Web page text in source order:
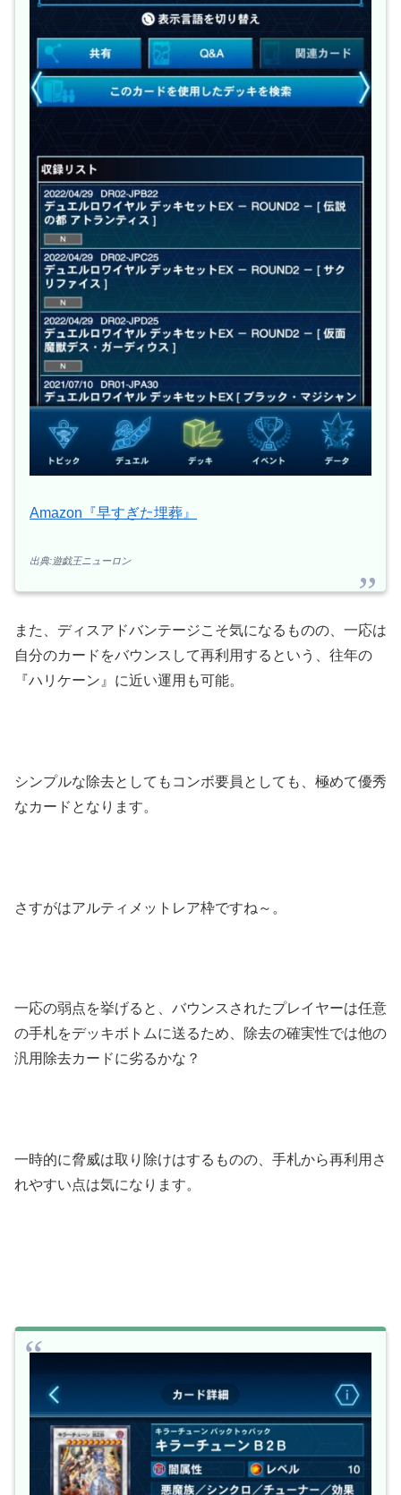
Amazon『早すぎた埋葬』
出典:遊戯王ニューロン
また、ディスアドバンテージこそ気になるものの、一応は
自分のカードをバウンスして再利用するという、往年の
『ハリケーン』に近い運用も可能。
シンプルな除去としてもコンボ要員としても、極めて優秀
なカードとなります。
さすがはアルティメットレア枠ですね～。
一応の弱点を挙げると、バウンスされたプレイヤーは任意
の手札をデッキボトムに送るため、除去の確実性では他の
汎用除去カードに劣るかな？
一時的に脅威は取り除けはするものの、手札から再利用さ
れやすい点は気になります。